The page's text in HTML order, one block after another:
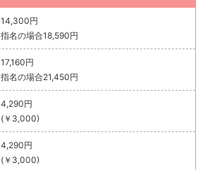
14,300円
指名の場合18,590円
17,160円
指名の場合21,450円
4,290円
(￥3,000)
4,290円
(￥3,000)